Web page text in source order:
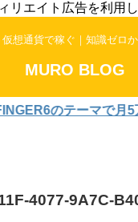
リエイト広告を利用し
想通貨で稼ぐ｜知識ゼロ
MURO BLOG
のテーマで月5万稼
4077-9A7C-